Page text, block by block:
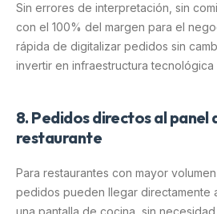
Sin errores de interpretación, sin
con el 100% del margen para el
rápida de digitalizar pedidos sin
invertir en infraestructura tecnológica
8. Pedidos directos al panel
restaurante
Para restaurantes con mayor
pedidos pueden llegar directamente
una pantalla de cocina, sin